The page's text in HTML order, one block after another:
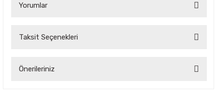
Yorumlar
Taksit Seçenekleri
Önerileriniz